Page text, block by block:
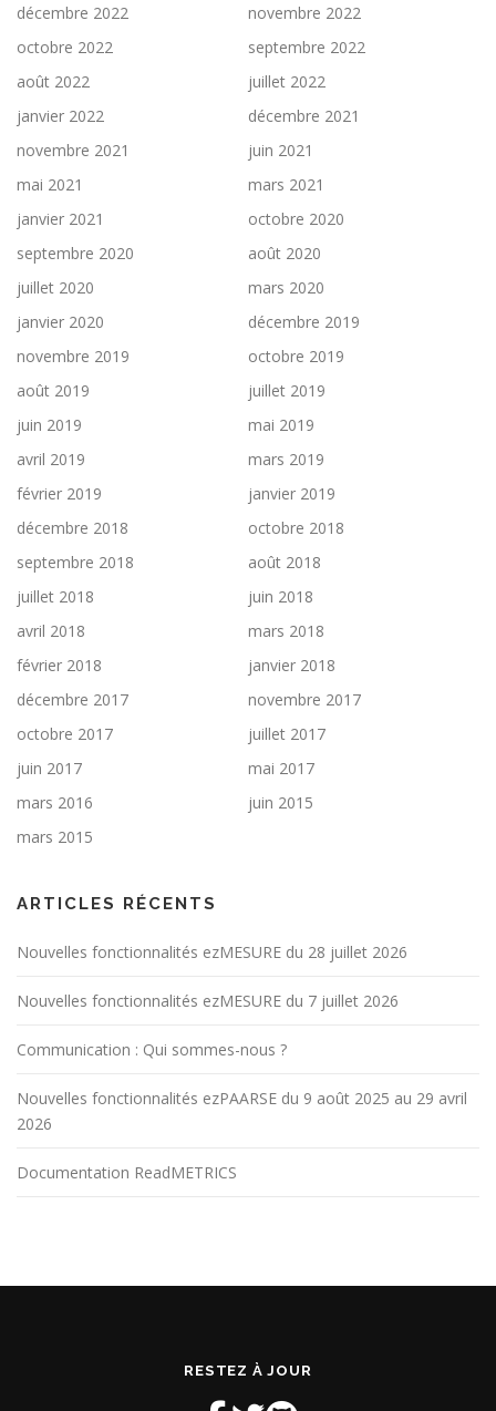
décembre 2022
novembre 2022
octobre 2022
septembre 2022
août 2022
juillet 2022
janvier 2022
décembre 2021
novembre 2021
juin 2021
mai 2021
mars 2021
janvier 2021
octobre 2020
septembre 2020
août 2020
juillet 2020
mars 2020
janvier 2020
décembre 2019
novembre 2019
octobre 2019
août 2019
juillet 2019
juin 2019
mai 2019
avril 2019
mars 2019
février 2019
janvier 2019
décembre 2018
octobre 2018
septembre 2018
août 2018
juillet 2018
juin 2018
avril 2018
mars 2018
février 2018
janvier 2018
décembre 2017
novembre 2017
octobre 2017
juillet 2017
juin 2017
mai 2017
mars 2016
juin 2015
mars 2015
ARTICLES RÉCENTS
Nouvelles fonctionnalités ezMESURE du 28 juillet 2026
Nouvelles fonctionnalités ezMESURE du 7 juillet 2026
Communication : Qui sommes-nous ?
Nouvelles fonctionnalités ezPAARSE du 9 août 2025 au 29 avril
2026
Documentation ReadMETRICS
RESTEZ À JOUR